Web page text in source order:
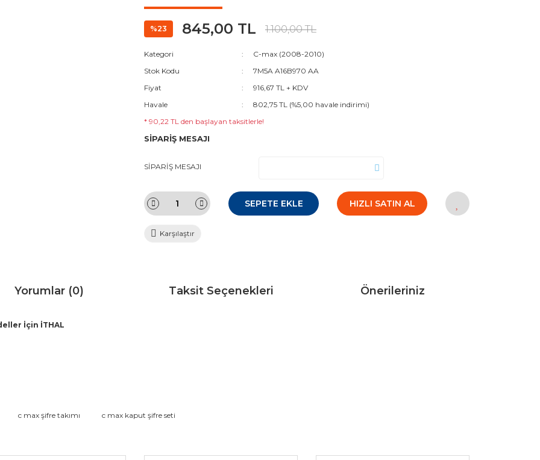
%23 845,00 TL 1.100,00 TL
Kategori
C-max (2008-2010)
Stok Kodu
7M5A A16B970 AA
Fiyat
916,67 TL + KDV
Havale
802,75 TL (%5,00 havale indirimi)
* 90,22 TL den başlayan taksitlerle!
SİPARİŞ MESAJI
SİPARİŞ MESAJI
SEPETE EKLE HIZLI SATIN AL
Karşılaştır
Yorumlar (0) Taksit Seçenekleri Önerileriniz
İçin İTHAL
diğer konularda yetersiz gördüğünüz noktaları öneri formunu kullanarak tarafımıza iletebilirsiniz.
c max şifre takımı c max kaput şifre seti